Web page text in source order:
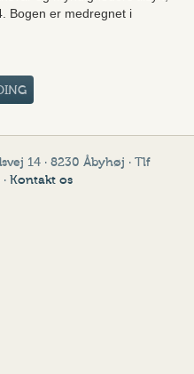
Bogen er medregnet i
14 · 8230 Åbyhøj · Tlf
Kontakt os